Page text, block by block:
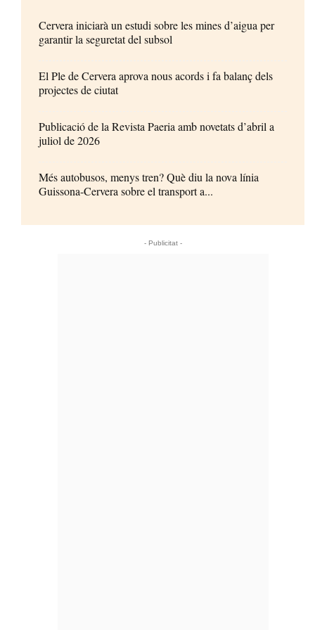
Cervera iniciarà un estudi sobre les mines d’aigua per
garantir la seguretat del subsol
El Ple de Cervera aprova nous acords i fa balanç dels
projectes de ciutat
Publicació de la Revista Paeria amb novetats d’abril a
juliol de 2026
Més autobusos, menys tren? Què diu la nova línia
Guissona-Cervera sobre el transport a...
- Publicitat -